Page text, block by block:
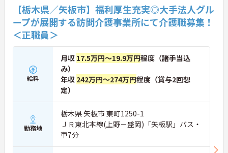
【栃木県／矢板市】福利厚生充実◎大手法人グル
ープが展開する訪問介護事業所にて介護職募集！
＜正職員＞
給料
月収 17.5万円～19.9万円程度（諸手当込
み）
年収 242万円～274万円程度（賞与2回想
定）
勤務地
栃木県 矢板市 東町1250-1
ＪＲ東北本線(上野－盛岡)「矢板駅」バス・
車7分